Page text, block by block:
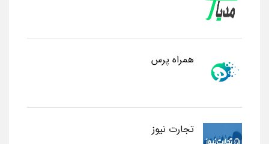
همراه پرس
تجارت نیوز